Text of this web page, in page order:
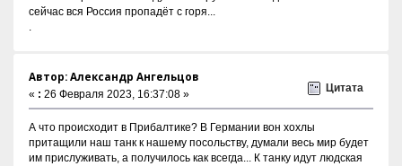
сейчас вся Россия пропадёт с горя...
.
Автор: Александр Ангельцов
« : 26 Февраля 2023, 16:37:08 »
Цитата
А что происходит в Прибалтике? В Германии вон хохлы
притащили наш танк к нашему посольству, думали весь мир будет
им прислуживать, а получилось как всегда... К танку идут людская